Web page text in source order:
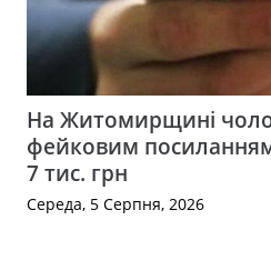
На Житомирщині
фейковим
7 тис. грн
Середа, 5 Серпня, 2026